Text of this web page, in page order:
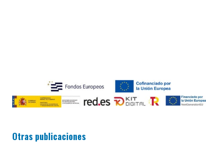
Otras publicaciones